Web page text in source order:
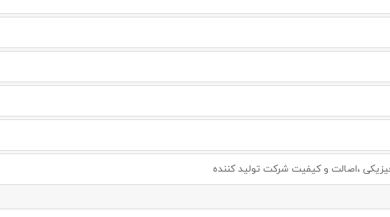
،اصالت و کیفیت شرکت تولید کننده